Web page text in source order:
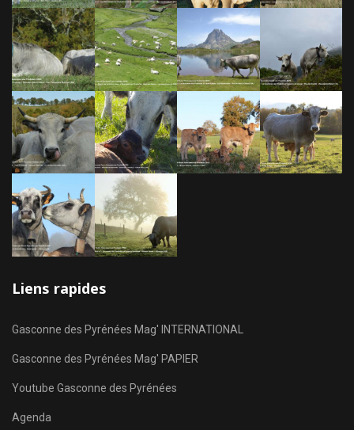
Liens rapides
Gasconne des Pyrénées Mag' INTERNATIONAL
Gasconne des Pyrénées Mag' PAPIER
Youtube Gasconne des Pyrénées
Agenda